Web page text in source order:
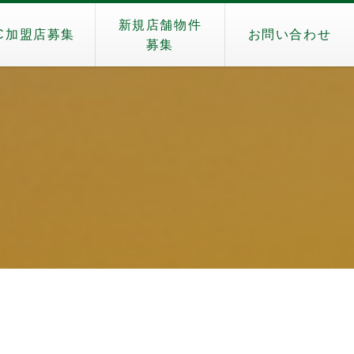
加盟店募集
新規店舗物件
募集
お問い合わせ